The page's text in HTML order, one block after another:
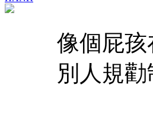
像個屁
別人規